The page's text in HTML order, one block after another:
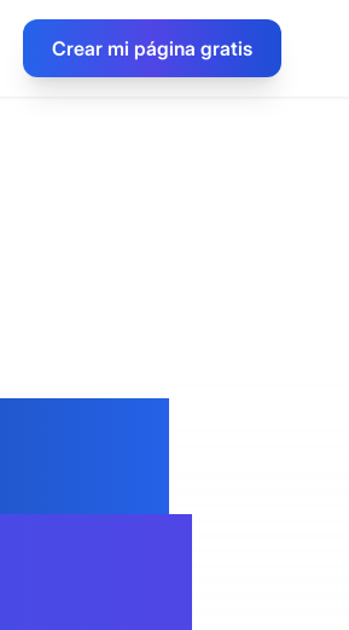
Crear mi página gratis